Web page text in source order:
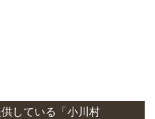
している
「小川村